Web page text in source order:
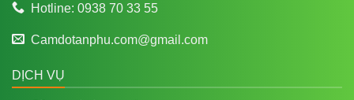
Hotline: 0938 70 33 55
Camdotanphu.com@gmail.com
DỊCH VỤ